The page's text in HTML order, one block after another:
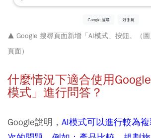
▲ Google 搜尋頁面新增 「AI模式」按鈕。（
頁面）
什麼情況下適合使用
模式」進行問答？
Google說明， AI模式可以進行較為